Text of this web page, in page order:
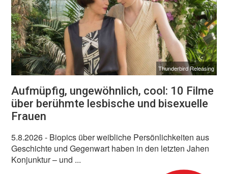
Thunderbird Releasing
Aufmüpfig, ungewöhnlich, cool: 10 Filme
über berühmte lesbische und bisexuelle
Frauen
5.8.2026- Biopics über weibliche Persönlichkeiten aus
Geschichte und Gegenwart haben in den letzten Jahen
Konjunktur – und ...